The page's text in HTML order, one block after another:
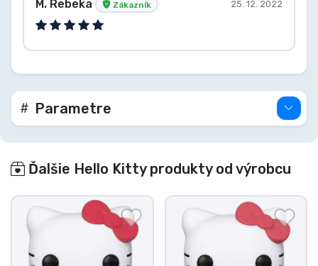
M. Rebeka Zákazník 25. 12. 2022
Parametre
Ďalšie Hello Kitty produkty od výrobcu